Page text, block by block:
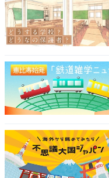
こちらもおすすめ
地」ラ
は？